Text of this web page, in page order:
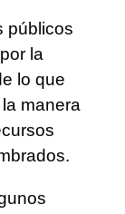
públicos
la
lo que
manera